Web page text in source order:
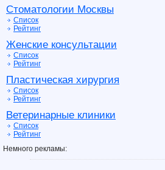
Стоматологии Москвы
Список
Рейтинг
Женские консультации
Список
Рейтинг
Пластическая хирургия
Список
Рейтинг
Ветеринарные клиники
Список
Рейтинг
Немного рекламы: